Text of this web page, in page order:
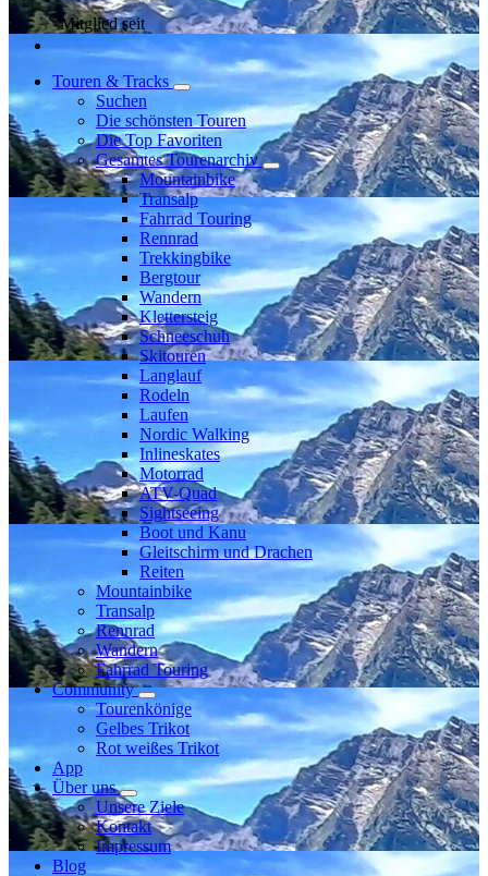
Mitglied seit
Touren & Tracks
Suchen
Die schönsten Touren
Die Top Favoriten
Gesamtes Tourenarchiv
Mountainbike
Transalp
Fahrrad Touring
Rennrad
Trekkingbike
Bergtour
Wandern
Klettersteig
Schneeschuh
Skitouren
Langlauf
Rodeln
Laufen
Nordic Walking
Inlineskates
Motorrad
ATV-Quad
Sightseeing
Boot und Kanu
Gleitschirm und Drachen
Reiten
Mountainbike
Transalp
Rennrad
Wandern
Fahrrad Touring
Community
Tourenkönige
Gelbes Trikot
Rot weißes Trikot
App
Über uns
Unsere Ziele
Kontakt
Impressum
Blog